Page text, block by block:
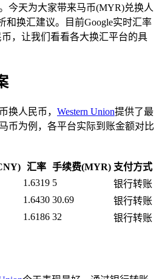
今天为大家带来马币(MYR)兑换人
和换汇建议。目前Google实时汇率
币，让我们看看各大换汇平台的具
换人民币， Western Union提供了最
币为例，各平台实际到账金额对比
汇率 手续费(MYR) 支付方式
1.6319 5
银行转账
1.6430 30.69
银行转账
1.6186 32 银行转账